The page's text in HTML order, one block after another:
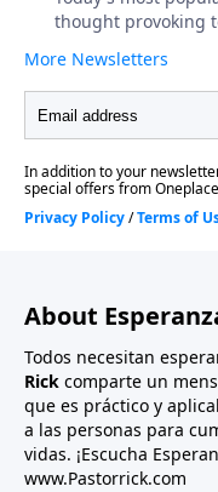
About
Todos necesitan
Rick comparte un
que es práctico y
a las personas para
vidas. ¡Escucha
www.Pastorrick.com